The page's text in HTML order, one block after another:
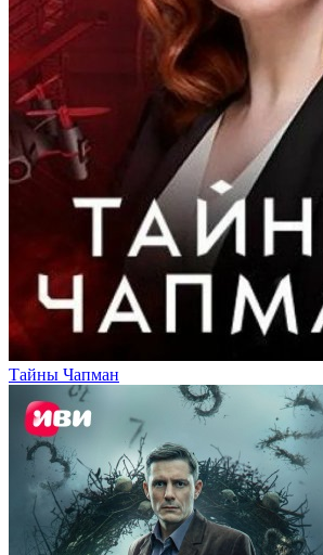
Тайны Чапман